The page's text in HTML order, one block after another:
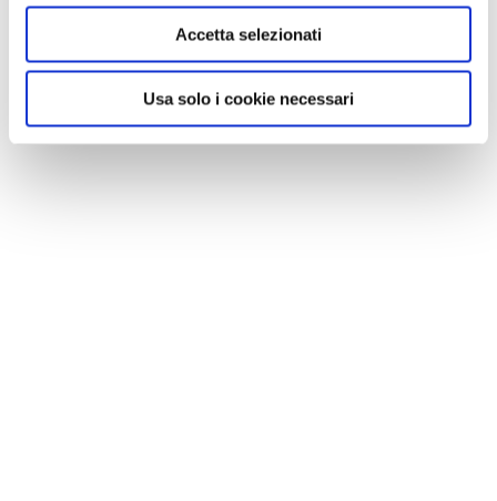
Accetta selezionati
Usa solo i cookie necessari